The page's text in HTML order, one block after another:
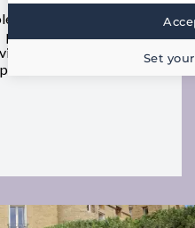
dégustations de vins,
pied ou à vélo, activités
un moment intense et
en Provence.
Set